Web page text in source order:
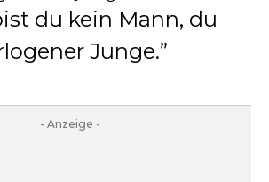
du kein Mann, du
Junge.
- Anzeige -